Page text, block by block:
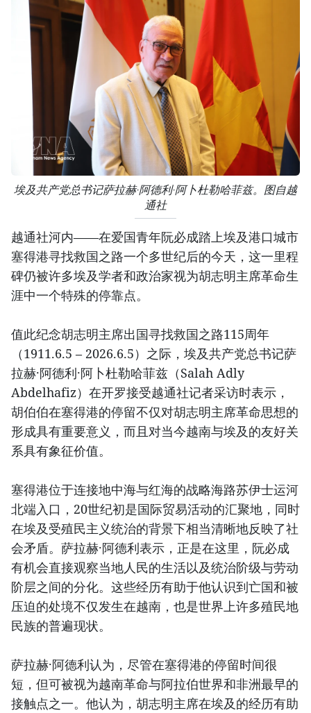
埃及共产党总书记萨拉赫·阿德利·阿卜杜勒哈菲兹。图自越
通社
越通社河内——在爱国青年阮必成踏上埃及港口城市
塞得港寻找救国之路一个多世纪后的今天，这一里程
碑仍被许多埃及学者和政治家视为胡志明主席革命生
涯中一个特殊的停靠点。
值此纪念胡志明主席出国寻找救国之路115周年
（1911.6.5 – 2026.6.5）之际，埃及共产党总书记萨
拉赫·阿德利·阿卜杜勒哈菲兹（Salah Adly
Abdelhafiz）在开罗接受越通社记者采访时表示，
胡伯伯在塞得港的停留不仅对胡志明主席革命思想的
形成具有重要意义，而且对当今越南与埃及的友好关
系具有象征价值。
塞得港位于连接地中海与红海的战略海路苏伊士运河
北端入口，20世纪初是国际贸易活动的汇聚地，同时
在埃及受殖民主义统治的背景下相当清晰地反映了社
会矛盾。萨拉赫·阿德利表示，正是在这里，阮必成
有机会直接观察当地人民的生活以及统治阶级与劳动
阶层之间的分化。这些经历有助于他认识到亡国和被
压迫的处境不仅发生在越南，也是世界上许多殖民地
民族的普遍现状。
萨拉赫·阿德利认为，尽管在塞得港的停留时间很
短，但可被视为越南革命与阿拉伯世界和非洲最早的
接触点之一。他认为，胡志明主席在埃及的经历有助